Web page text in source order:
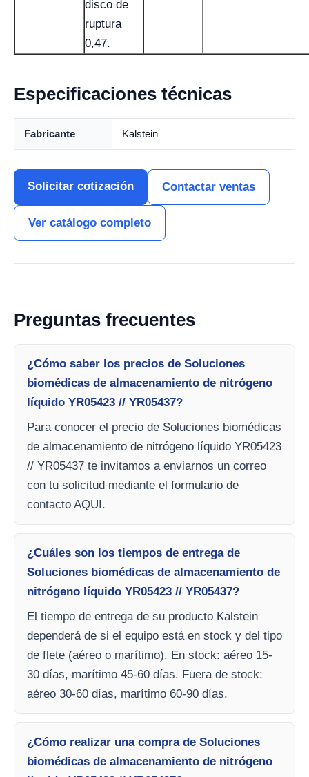
disco de
ruptura
0,47.
Especificaciones técnicas
Fabricante Kalstein
Solicitar cotización Contactar ventas
Ver catálogo completo
Preguntas frecuentes
¿Cómo saber los precios de Soluciones
biomédicas de almacenamiento de nitrógeno
líquido YR05423 // YR05437?
Para conocer el precio de Soluciones biomédicas
de almacenamiento de nitrógeno líquido YR05423
// YR05437 te invitamos a enviarnos un correo
con tu solicitud mediante el formulario de
contacto AQUI.
¿Cuáles son los tiempos de entrega de
Soluciones biomédicas de almacenamiento de
nitrógeno líquido YR05423 // YR05437?
El tiempo de entrega de su producto Kalstein
dependerá de si el equipo está en stock y del tipo
de flete (aéreo o marítimo). En stock: aéreo 15-
30 días, marítimo 45-60 días. Fuera de stock:
aéreo 30-60 días, marítimo 60-90 días.
¿Cómo realizar una compra de Soluciones
biomédicas de almacenamiento de nitrógeno